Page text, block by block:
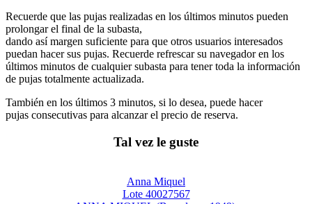
Recuerde que las pujas realizadas en los últimos minutos pueden
prolongar el final de la subasta,
dando así margen suficiente para que otros usuarios interesados
puedan hacer sus pujas. Recuerde refrescar su navegador en los
últimos minutos de cualquier subasta para tener toda la información
de pujas totalmente actualizada.
También en los últimos 3 minutos, si lo desea, puede hacer
pujas consecutivas para alcanzar el precio de reserva.
Tal vez le guste
Anna Miquel
Lote 40027567